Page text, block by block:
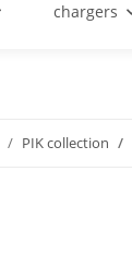
chargers
PIK collection